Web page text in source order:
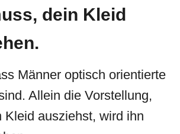
dein Kleid
Männer optisch orientierte
Allein die Vorstellung,
Kleid ausziehst, wird ihn